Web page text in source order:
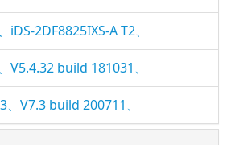
iDS-2DF8825IXS-A T2、
V5.4.32 build 181031、
V7.3 build 200711、